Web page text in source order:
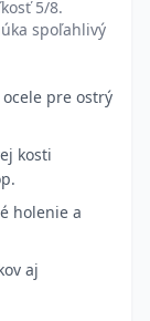
5/8.
spoľahlivý
pre ostrý
kosti
holenie a
aj